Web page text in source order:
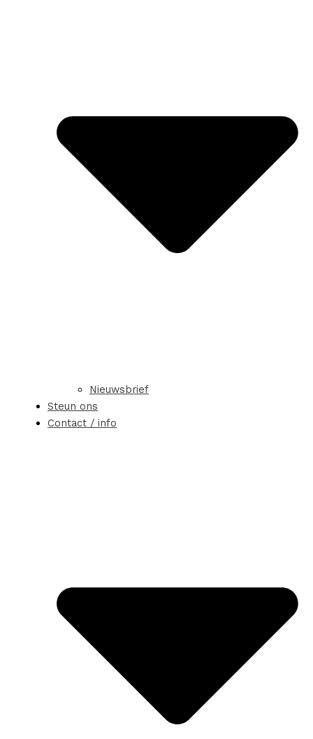
Nieuwsbrief
Steun ons
Contact / info